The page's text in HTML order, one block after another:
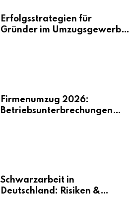
Erfolgsstrategien für
Gründer im Umzugsgewerbe
Firmenumzug 2026:
Betriebsunterbrechungen
Schwarzarbeit in
Deutschland: Risiken &